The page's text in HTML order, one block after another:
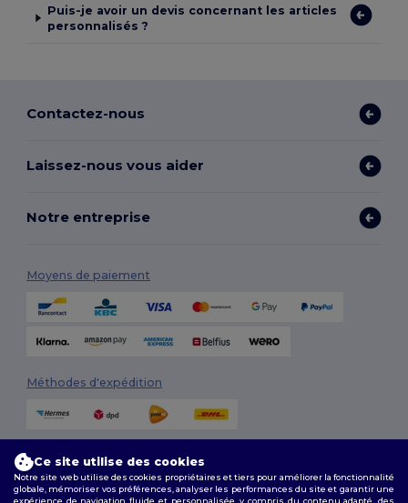
Puis-je avoir un devis concernant les articles
personnalisés ?
Contactez-nous
Laissez-nous vous aider
Notre entreprise
Moyens de paiement
Méthodes d'expédition
Ce site utilise des cookies
Notre site web utilise des cookies propriétaires et tiers pour améliorer la fonctionnalité
globale, mémoriser vos préférences, analyser les performances du site et garantir une
expérience de navigation fluide et personnalisée, y compris du contenu adapté, des